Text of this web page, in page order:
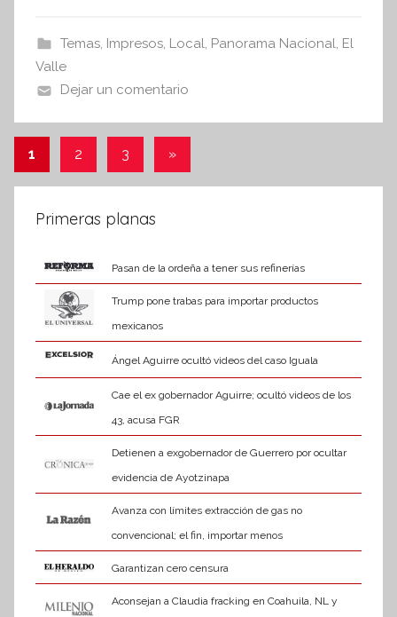
I
a
b
o
k
A
p
Temas, Impresos, Local, Panorama Nacional, El
Valle
Dejar un comentario
Paginación
de
entradas
1 2 3
Entradas
siguientes
»
Primeras planas
Pasan de la ordeña a tener sus refinerías
Trump pone trabas para importar productos
mexicanos
Ángel Aguirre ocultó videos del caso Iguala
Cae el ex gobernador Aguirre; ocultó videos de los
43, acusa FGR
Detienen a exgobernador de Guerrero por ocultar
evidencia de Ayotzinapa
Avanza con límites extracción de gas no
convencional; el fin, importar menos
Garantizan cero censura
Aconsejan a Claudia fracking en Coahuila, NL y